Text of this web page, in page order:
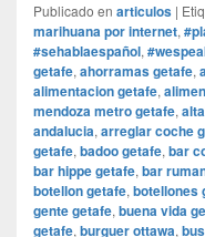
Publicado en articulos |
marihuana por internet,
#sehablaespañol,
getafe, ahorramas getafe,
alimentacion getafe,
mendoza metro getafe,
andalucia, arreglar coche
getafe, badoo getafe, bar
bar hippe getafe, bar
botellon getafe, botellones
gente getafe, buena vida
getafe, burguer ottawa,